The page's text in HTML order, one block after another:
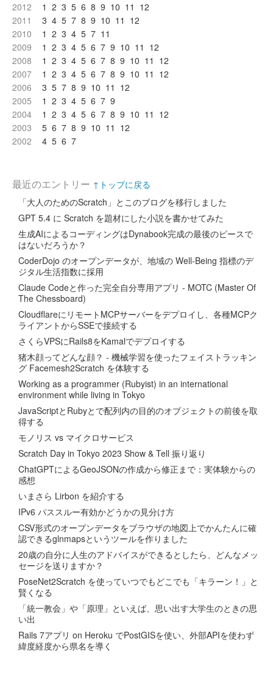
2012
1 2 3 5 6 8 9 10 11 12
2011
3 4 5 7 8 9 10 11 12
2010
1 2 3 4 5 7 11
2009
1 2 3 4 5 6 7 9 10 11 12
2008
1 2 3 4 5 6 7 8 9 10 11 12
2007
1 2 3 4 5 6 7 8 9 10 11 12
2006
3 5 7 8 9 10 11 12
2005
1 2 3 4 5 6 7 9
2004
1 2 3 4 5 6 7 8 9 10 11 12
2003
5 6 7 8 9 10 11 12
2002
4 5 6 7
最近のエントリー ↑トップに戻る
「大人のためのScratch」とこのブログを移行しました
GPT 5.4 に Scratch を題材にした小説を書かせてみた
生成AIによるコーディングはDynabook完成の最後のピースで
はないだろうか？
CoderDojo のオープンデータが、地域の Well-Being 指標のデ
ジタル生活指数に採用
Claude Codeと作った完全自分専用アプリ - MOTC (Master Of
The Chessboard)
CloudflareにリモートMCPサーバーをデプロイし、各種MCPク
ライアントからSSEで接続する
さくらVPSにRails8をKamalでデプロイする
猪木顔ってどんな顔？ - 機械学習を使ったフェイストラッキン
グ Facemesh2Scratch を体験する
Working as a programmer (Rubyist) in an international
environment while living in Tokyo
JavaScriptとRubyとで配列内の目的のオブジェクトの前後を取
得する
モノリス vs マイクロサービス
Scratch Day in Tokyo 2023 Show & Tell 振り返り
ChatGPTによるGeoJSONの作成から修正まで：実体験からの
感想
いまさら Lirbon を紹介する
IPv6 パススルー有効かどうかの見分け方
CSV形式のオープンデータをブラウザの地図上でかんたんに確
認できるglnmapsというツールを作りました
20歳の自分に人生のアドバイスができるとしたら、どんなメッ
セージを送りますか？
PoseNet2Scratch を使っていつでもどこでも「キラーン！」と
賢くなる
「統一教会」や「原理」といえば、思い出す大学生のときの思
い出
Rails 7アプリ on Heroku でPostGISを使い、外部APIを使わず
緯度経度から県名を導く